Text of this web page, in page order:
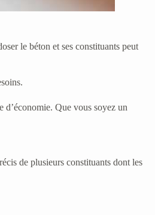
le béton et ses constituants peut
d’économie. Que vous soyez un
de plusieurs constituants dont les